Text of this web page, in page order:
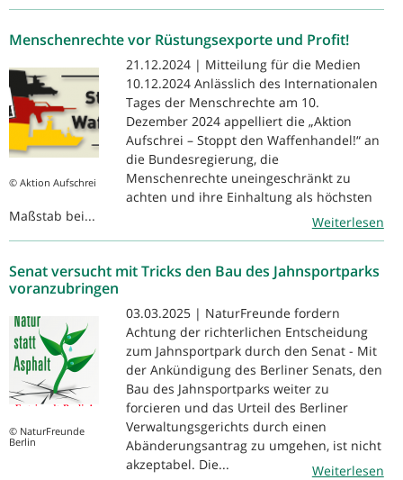
Menschenrechte vor Rüstungsexporte und Profit!
© Aktion Aufschrei
21.12.2024 | Mitteilung für die Medien
10.12.2024 Anlässlich des Internationalen
Tages der Menschrechte am 10.
Dezember 2024 appelliert die „Aktion
Aufschrei – Stoppt den Waffenhandel!“ an
die Bundesregierung, die
Menschenrechte uneingeschränkt zu
achten und ihre Einhaltung als höchsten
Maßstab bei...
Weiterlesen
Senat versucht mit Tricks den Bau des Jahnsportparks
voranzubringen
© NaturFreunde
Berlin
03.03.2025 | NaturFreunde fordern
Achtung der richterlichen Entscheidung
zum Jahnsportpark durch den Senat - Mit
der Ankündigung des Berliner Senats, den
Bau des Jahnsportparks weiter zu
forcieren und das Urteil des Berliner
Verwaltungsgerichts durch einen
Abänderungsantrag zu umgehen, ist nicht
akzeptabel. Die...
Weiterlesen